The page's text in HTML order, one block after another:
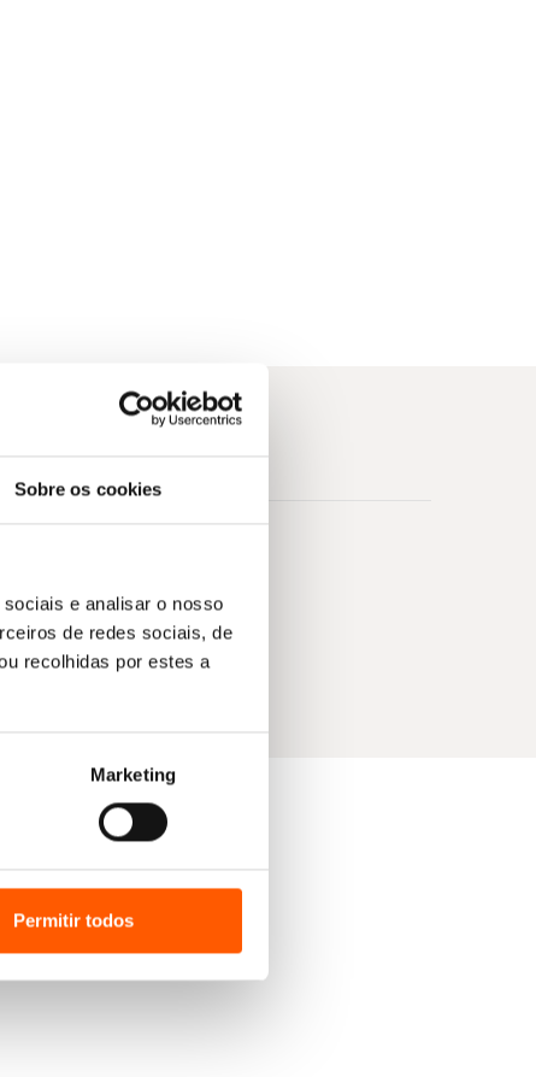
Sobre os cookies
e analisar o nosso
de redes sociais, de
recolhidas por estes a
Marketing
Permitir todos